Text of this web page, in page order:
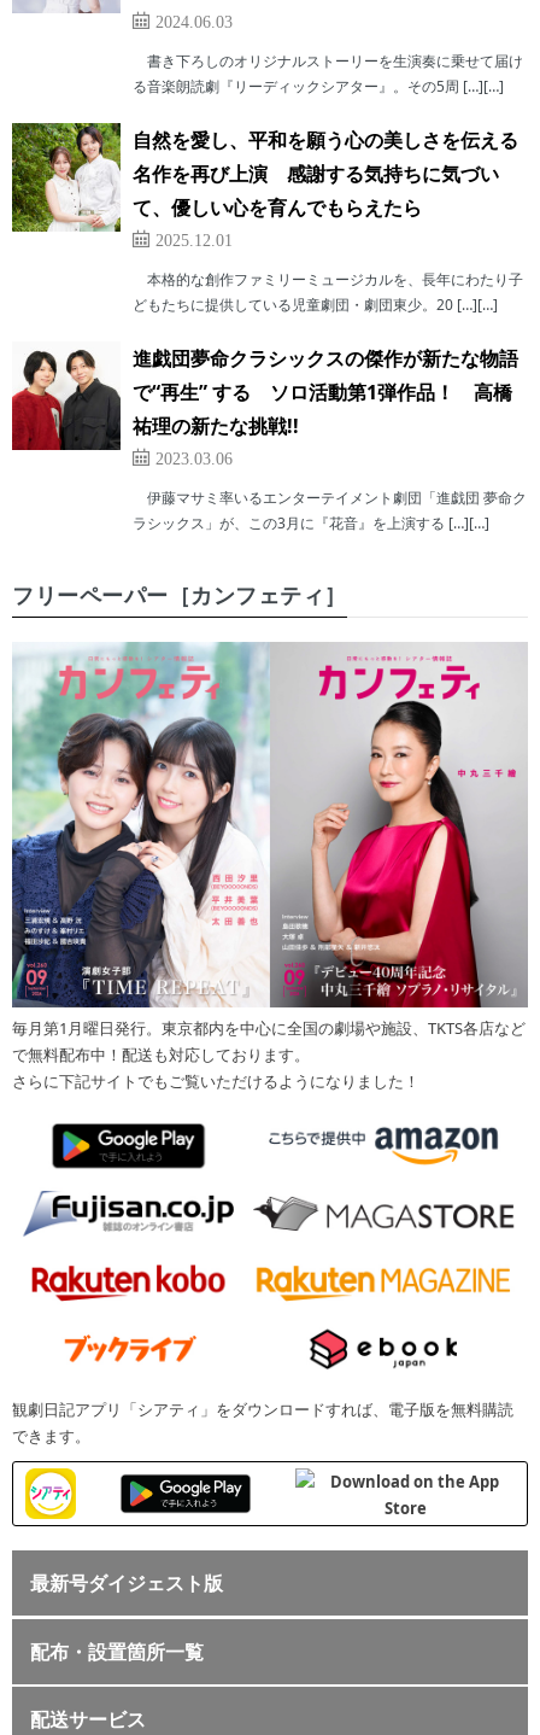
2024.06.03
書き下ろしのオリジナルストーリーを生演奏に乗せて届け
る音楽朗読劇『リーディックシアター』。その5周 […][…]
自然を愛し、平和を願う心の美しさを伝える
名作を再び上演 感謝する気持ちに気づい
て、優しい心を育んでもらえたら
2025.12.01
本格的な創作ファミリーミュージカルを、長年にわたり子
どもたちに提供している児童劇団・劇団東少。20 […][…]
進戯団夢命クラシックスの傑作が新たな物語
で“再生” する ソロ活動第1弾作品！ 高橋
祐理の新たな挑戦!!
2023.03.06
伊藤マサミ率いるエンターテイメント劇団「進戯団 夢命ク
ラシックス」が、この3月に『花音』を上演する […][…]
フリーペーパー［カンフェティ］
毎月第1月曜日発行。東京都内を中心に全国の劇場や施設、TKTS各店など
で無料配布中！配送も対応しております。
さらに下記サイトでもご覧いただけるようになりました！
観劇日記アプリ「シアティ」をダウンロードすれば、電子版を無料購読
できます。
最新号ダイジェスト版
配布・設置箇所一覧
配送サービス